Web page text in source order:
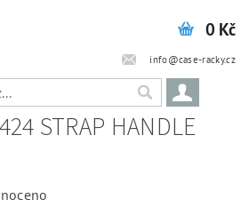
info@case-racky.cz
0 Kč
STRAP HANDLE